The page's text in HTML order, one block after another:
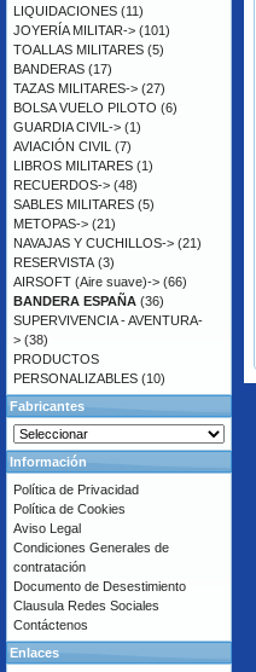
LIQUIDACIONES (11)
JOYERÍA MILITAR-> (101)
TOALLAS MILITARES (5)
BANDERAS (17)
TAZAS MILITARES-> (27)
BOLSA VUELO PILOTO (6)
GUARDIA CIVIL-> (1)
AVIACIÓN CIVIL (7)
LIBROS MILITARES (1)
RECUERDOS-> (48)
SABLES MILITARES (5)
METOPAS-> (21)
NAVAJAS Y CUCHILLOS-> (21)
RESERVISTA (3)
AIRSOFT (Aire suave)-> (66)
BANDERA ESPAÑA (36)
SUPERVIVENCIA - AVENTURA-
> (38)
PRODUCTOS
PERSONALIZABLES (10)
Fabricantes
Información
Política de Privacidad
Política de Cookies
Aviso Legal
Condiciones Generales de
contratación
Documento de Desestimiento
Clausula Redes Sociales
Contáctenos
Enlaces